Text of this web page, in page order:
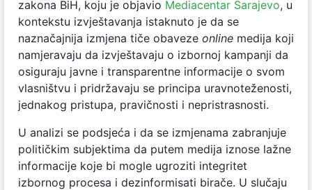
zakona BiH, koju je objavio Mediacentar Sarajevo, u
kontekstu izvještavanja istaknuto je da se
naznačajnija izmjena tiče obaveze online medija koji
namjeravaju da izvještavaju o izbornoj kampanji da
osiguraju javne i transparentne informacije o svom
vlasništvu i pridržavaju se principa uravnoteženosti,
jednakog pristupa, pravičnosti i nepristrasnosti.
U analizi se podsjeća i da se izmjenama zabranjuje
političkim subjektima da putem medija iznose lažne
informacije koje bi mogle ugroziti integritet
izbornog procesa i dezinformisati birače. U slučaju